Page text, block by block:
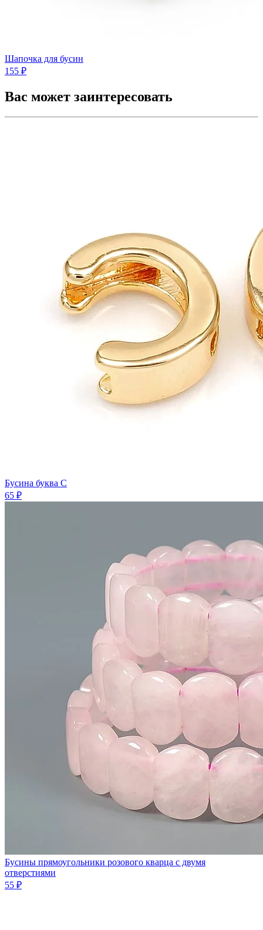
Шапочка для бусин
155 ₽
Вас может заинтересовать
Бусина буква C
65 ₽
Бусины прямоугольники розового кварца с двумя
отверстиями
55 ₽